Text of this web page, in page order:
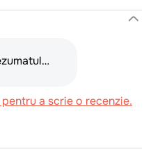
a scrie o recenzie.